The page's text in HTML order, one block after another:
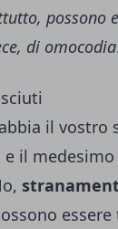
possono
di
il vostro
il
essere